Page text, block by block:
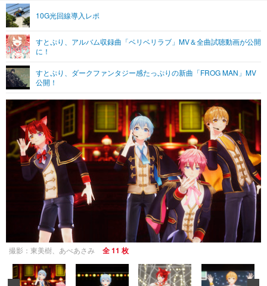
ショッピング その他
ライフTOP
リリース一覧
プッシュ通知の停止方法
10G光回線導入レポ
すとぷり、アルバム収録曲「ベリベリラブ」MV＆全曲試聴動画が公開
に！
すとぷり、ダークファンタジー感たっぷりの新曲「FROG MAN」MV
公開！
撮影：東美樹、あべあさみ 全 11 枚